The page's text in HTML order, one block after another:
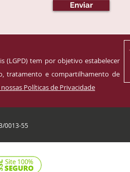
Enviar
(LGPD) tem por objetivo estabelecer
tratamento e compartilhamento de
Políticas de Privacidade
0013-55